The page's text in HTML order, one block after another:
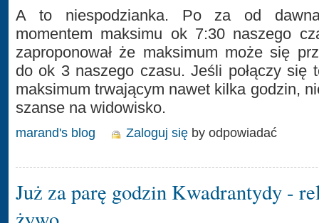
A to niespodzianka. Po za od dawna
momentem maksimu ok 7:30 naszego
zaproponował że maksimum może się
do ok 3 naszego czasu. Jeśli połączy się
maksimum trwającym nawet kilka godzin,
szanse na widowisko.
marand's blog Zaloguj się by odpowiadać
Już za parę godzin Kwadrantydy -